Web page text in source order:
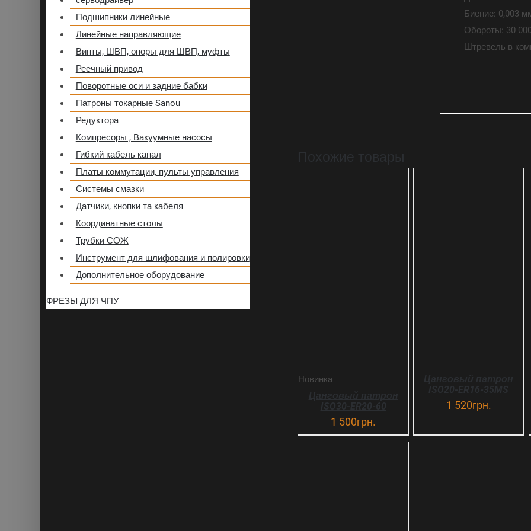
Биение: 0,003
Обороты: 30
Штревель в
Похожие товары
Новинка
Цанговый патрон
ISO30-ER20-60
1 500грн.
Цанговый патрон
ISO20-ER16-35MS
1 520грн.
Подшипники линейные
Линейные направляющие
Винты, ШВП, опоры для ШВП, муфты
Реечный привод
Поворотные оси и задние бабки
Патроны токарные Sanou
Редуктора
Компресоры , Вакуумные насосы
Гибкий кабель канал
Платы коммутации, пульты управления
Системы смазки
Датчики, кнопки та кабеля
Координатные столы
Трубки СОЖ
Инструмент для шлифования и полировки
Дополнительное оборудование
ФРЕЗЫ ДЛЯ ЧПУ